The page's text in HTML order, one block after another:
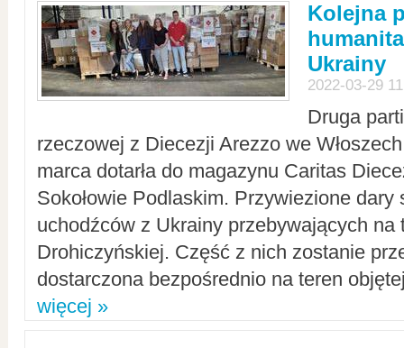
Kolejna
Ukrainy
2022-03-29
Druga
rzeczowej z Diecezji Arezzo we
marca dotarła do magazynu Caritas
Sokołowie Podlaskim. Przywiezione dary
uchodźców z Ukrainy przebywających na
Drohiczyńskiej. Część z nich zostanie
dostarczona bezpośrednio na teren
więcej »